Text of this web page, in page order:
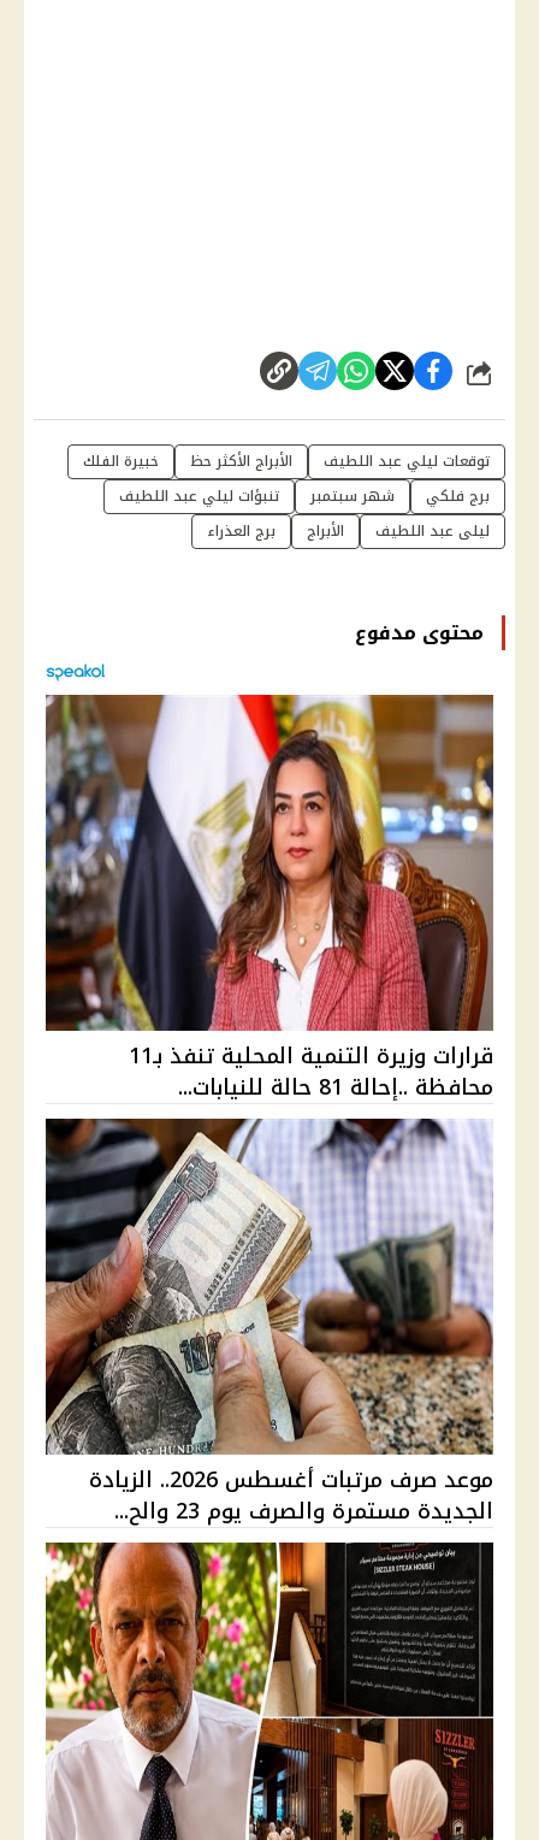
شارك
توقعات ليلي عبد اللطيف الأبراج الأكثر حظ
خبيرة الفلك
برج فلكي
شهر سبتمبر
تنبؤات ليلي عبد اللطيف
ليلى عبد اللطيف
الأبراج برج العذراء
محتوى مدفوع
قرارات وزيرة التنمية المحلية تنفذ بـ11
محافظة ..إحالة 81 حالة للنيابات...
موعد صرف مرتبات أغسطس 2026.. الزيادة
الجديدة مستمرة والصرف يوم 23 والح...